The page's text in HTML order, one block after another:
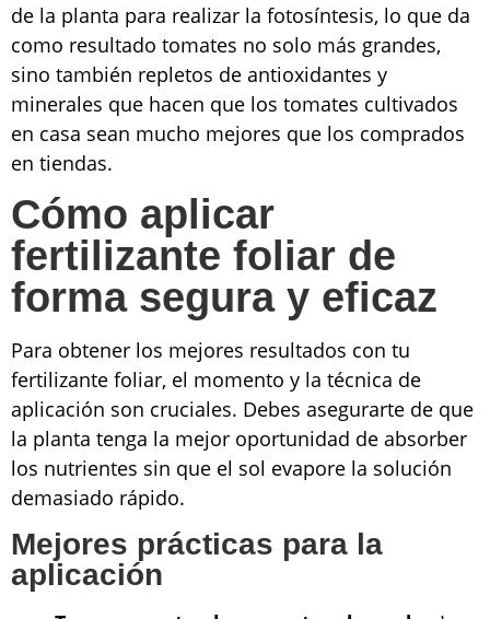
de la planta para realizar la fotosíntesis, lo que da
como resultado tomates no solo más grandes,
sino también repletos de antioxidantes y
minerales que hacen que los tomates cultivados
en casa sean mucho mejores que los comprados
en tiendas.
Cómo aplicar
fertilizante foliar de
forma segura y eficaz
Para obtener los mejores resultados con tu
fertilizante foliar, el momento y la técnica de
aplicación son cruciales. Debes asegurarte de que
la planta tenga la mejor oportunidad de absorber
los nutrientes sin que el sol evapore la solución
demasiado rápido.
Mejores prácticas para la
aplicación